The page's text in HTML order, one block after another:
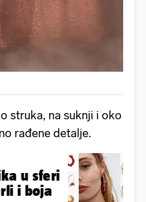
struka, na suknji i oko
rađene detalje.
u sferi
i boja